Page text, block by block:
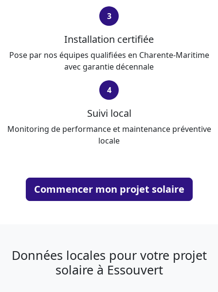
3
Installation certifiée
Pose par nos équipes qualifiées en Charente-Maritime
avec garantie décennale
4
Suivi local
Monitoring de performance et maintenance préventive
locale
Commencer mon projet solaire
Données locales pour votre projet
solaire à Essouvert